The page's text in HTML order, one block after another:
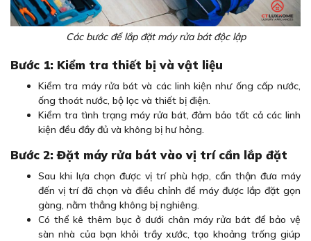
Các bước để lắp đặt máy rửa bát độc lập
Bước 1: Kiểm tra thiết bị và vật liệu
Kiểm tra máy rửa bát và các linh kiện như ống cấp nước,
ống thoát nước, bộ lọc và thiết bị điện.
Kiểm tra tình trạng máy rửa bát, đảm bảo tất cả các linh
kiện đều đầy đủ và không bị hư hỏng.
Bước 2: Đặt máy rửa bát vào vị trí cần lắp đặt
Sau khi lựa chọn được vị trí phù hợp, cẩn thận đưa máy
đến vị trí đã chọn và điều chỉnh để máy được lắp đặt gọn
gàng, nằm thẳng không bị nghiêng.
Có thể kê thêm bục ở dưới chân máy rửa bát để bảo vệ
sàn nhà của bạn khỏi trầy xước, tạo khoảng trống giúp